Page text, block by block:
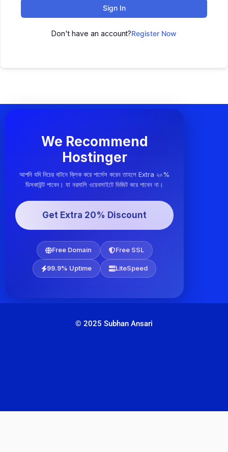
Sign In
Don't have an account?Register Now
We Recommend
Hostinger
আপনি যদি নিচের বাটনে ক্লিক করে পার্সেস করেন তাহলে Extra ২০%
ডিসকাউন্ট পাবেন। যা নরমালি ওয়েবসাইটে ভিজিট করে পাবেন না।
Get Extra 20% Discount
Free Domain Free SSL
99.9% Uptime LiteSpeed
© 2025 Subhan Ansari